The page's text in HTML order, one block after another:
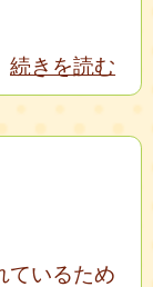
続きを読む
ているため